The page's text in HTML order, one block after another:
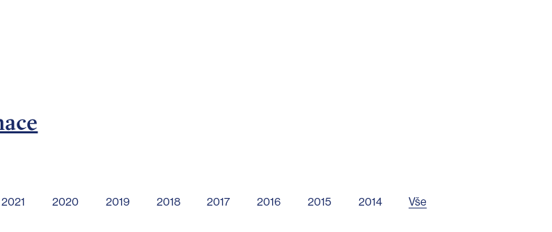
2021 2020 2019 2018 2017 2016 2015 2014 Vše